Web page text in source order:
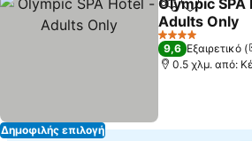
Δημοφιλής επιλογή
Κοινοποίηση
Olympic SPA
Adults Only
4 Αστέρια
9,6 Εξαιρετικό
0.5 χλμ. από: